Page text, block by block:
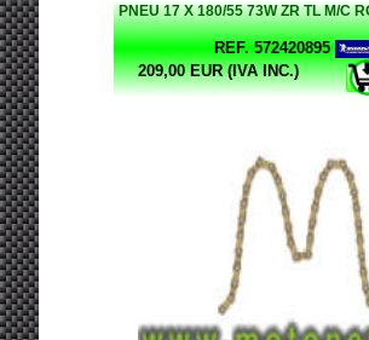
PNEU 17 X 180/55 73W ZR TL M/C
REF. 572420895
209,00 EUR (IVA INC.)